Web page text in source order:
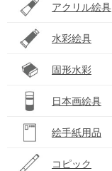
アクリル絵具
水彩絵具
固形水彩
日本画絵具
絵手紙用品
コピック